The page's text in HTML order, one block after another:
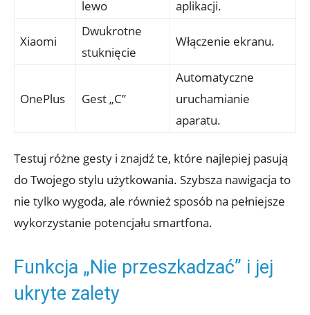
lewo
aplikacji.
Xiaomi
Dwukrotne
stuknięcie
Włączenie‌ ekranu.
OnePlus Gest „C”
Automatyczne
uruchamianie
aparatu.
Testuj różne ​gesty i znajdź te, ⁤które najlepiej pasują ​
do⁢ Twojego stylu ‌użytkowania. ⁤Szybsza nawigacja to
nie tylko wygoda, ale również sposób na pełniejsze
wykorzystanie ‍potencjału smartfona.
Funkcja „Nie przeszkadzać” i jej
ukryte zalety